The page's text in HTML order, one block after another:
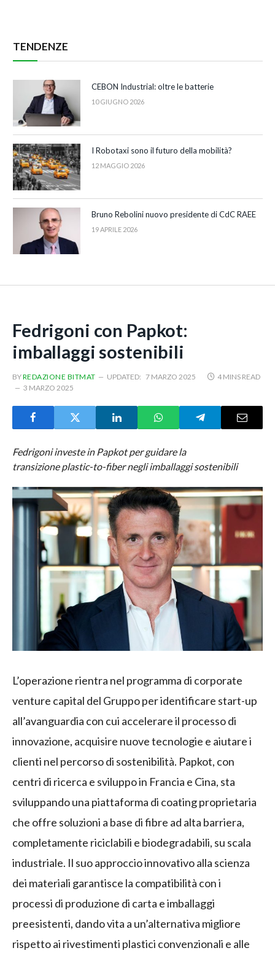
TENDENZE
CEBON Industrial: oltre le batterie
10 GIUGNO 2026
I Robotaxi sono il futuro della mobilità?
12 MAGGIO 2026
Bruno Rebolini nuovo presidente di CdC RAEE
19 APRILE 2026
Fedrigoni con Papkot:
imballaggi sostenibili
BYREDAZIONE BITMAT UPDATED: 7 MARZO 2025
4 MINS READ
3 MARZO 2025
Fedrigoni investe in Papkot per guidare la
transizione plastic-to-fiber negli imballaggi sostenibili
L’operazione rientra nel programma di corporate
venture capital del Gruppo per identificare start-up
all’avanguardia con cui accelerare il processo di
innovazione, acquisire nuove tecnologie e aiutare i
clienti nel percorso di sostenibilità. Papkot, con
centri di ricerca e sviluppo in Francia e Cina, sta
sviluppando una piattaforma di coating proprietaria
che offre soluzioni a base di fibre ad alta barriera,
completamente riciclabili e biodegradabili, su scala
industriale. Il suo approccio innovativo alla scienza
dei materiali garantisce la compatibilità con i
processi di produzione di carta e imballaggi
preesistenti, dando vita a un’alternativa migliore
rispetto ai rivestimenti plastici convenzionali e alle